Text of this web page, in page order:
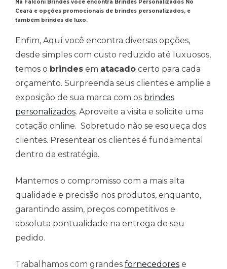
Na Falconi Brindes você encontra Brindes Personalizados No
Ceará e opções promocionais de brindes personalizados, e
também brindes de luxo.
Enfim, Aquí você encontra diversas opções,
desde simples com custo reduzido até luxuosos,
temos o brindes em atacado certo para cada
orçamento. Surpreenda seus clientes e amplie a
exposição de sua marca com os brindes
personalizados. Aproveite a visita e solicite uma
cotação online. Sobretudo não se esqueça dos
clientes. Presentear os clientes é fundamental
dentro da estratégia.
Mantemos o compromisso com a mais alta
qualidade e precisão nos produtos, enquanto,
garantindo assim, preços competitivos e
absoluta pontualidade na entrega de seu
pedido.
Trabalhamos com grandes fornecedores e